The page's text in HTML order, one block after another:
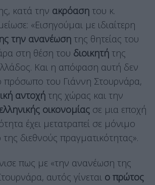
κατά την ακρόαση του κ.
«Εισηγούμαι με ιδιαίτερη
την ανανέωση της θητείας του
στη θέση του διοικητή της
Και η απόφαση αυτή δεν
του Γιάννη Στουρνάρα,
αντοχή της χώρας και την
οικονομίας σε μια εποχή
έχει μετατραπεί σε μόνιμο
της διεθνούς πραγματικότητας».
πως με «την ανανέωση της
αυτός γίνεται ο πρώτος